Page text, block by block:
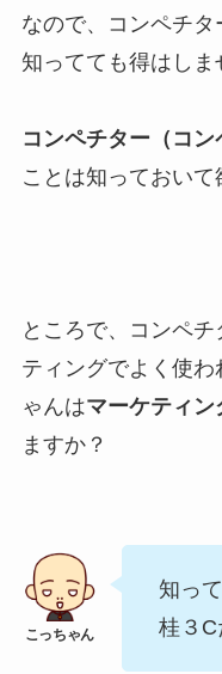
なので、コンペチ
知ってても得はしま
コンペチター（コ
ことは知っておいて
ところで、コンペ
ティングでよく使
ゃんはマーケティン
ますか？
知っ
桂３C